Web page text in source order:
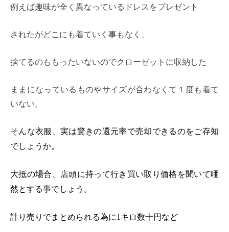
例えば趣味が全く異なっているドレスをプレゼント
されたがどこにも着ていく事もなく、
捨てるのももったいないのでクローゼットに収納した
ままになっているものやサイズが合わなくて１度も着て
いない。
そんな衣服、実は驚きの還元率で売却できるのをご存知
でしょうか。
大抵の場合、店頭に持って行き買い取り価格を聞いて唖
然とする事でしょう。
計り売りでまとめられる為に1 キロ数十円など